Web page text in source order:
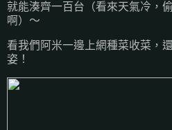
就能湊齊一百台（看來天氣冷，
啊）～
看我們阿米一邊上網種菜收菜，
姿！